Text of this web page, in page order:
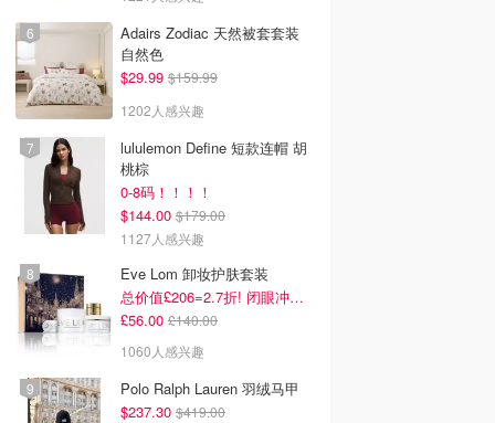
Adairs Zodiac 天然被套套装
自然色
$29.99 $159.99
1202人感兴趣
lululemon Define 短款连帽 胡
桃棕
0-8码！！！！
$144.00 $179.00
1127人感兴趣
Eve Lom 卸妆护肤套装
总价值£206=2.7折! 闭眼冲这套
£56.00 £140.00
1060人感兴趣
Polo Ralph Lauren 羽绒马甲
$237.30 $419.00